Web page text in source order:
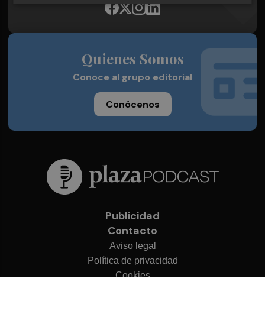
Quienes Somos
Conoce al grupo editorial
Conócenos
Publicidad
Contacto
Aviso legal
Política de privacidad
Cookies